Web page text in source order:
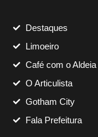
Destaques
Limoeiro
Café com o Aldeia
O Articulista
Gotham City
Fala Prefeitura